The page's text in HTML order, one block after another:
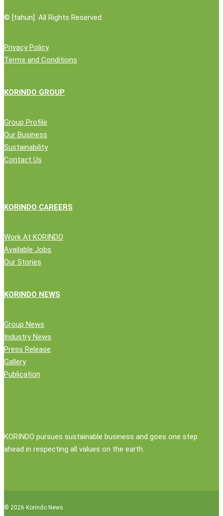
© [tahun]. All Rights Reserved.
Privacy Policy
Terms and Conditions
KORINDO GROUP
Group Profile
Our Business
Sustainability
Contact Us
KORINDO CAREERS
Work At KORINDO
Available Jobs
Our Stories
KORINDO NEWS
Group News
Industry News
Press Release
Gallery
Publication
KORINDO pursues sustainable business and goes one step
ahead in respecting all values on the earth.
© 2026 Korindo News.